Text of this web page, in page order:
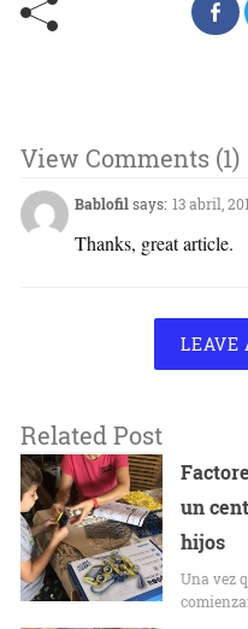
View Comments (1)
Bablofil says: 13 abril,
Thanks, great article.
LEAVE
Related Post
un
hijos
Una vez